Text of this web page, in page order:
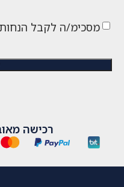
מסכימ/ה לקבל
רכישה